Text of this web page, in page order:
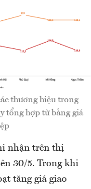
thương hiệu trong
tổng hợp từ bảng giá
nhận trên thị
30/5. Trong khi
tăng giá giao